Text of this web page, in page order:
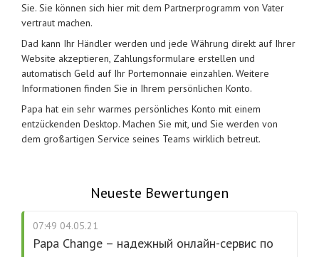
Sie. Sie können sich hier mit dem Partnerprogramm von Vater
vertraut machen.
Dad kann Ihr Händler werden und jede Währung direkt auf Ihrer
Website akzeptieren, Zahlungsformulare erstellen und
automatisch Geld auf Ihr Portemonnaie einzahlen. Weitere
Informationen finden Sie in Ihrem persönlichen Konto.
Papa hat ein sehr warmes persönliches Konto mit einem
entzückenden Desktop. Machen Sie mit, und Sie werden von
dem großartigen Service seines Teams wirklich betreut.
Neueste Bewertungen
07:49 04.05.21
Papa Change – надежный онлайн-сервис по